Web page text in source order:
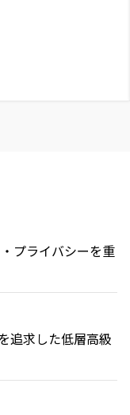
プライバシーを重
追求した低層高級